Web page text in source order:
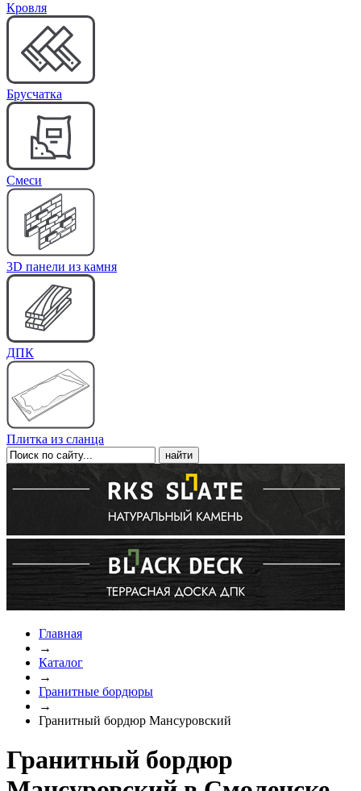
Кровля
Брусчатка
Cмеси
3D панели из камня
ДПК
Плитка из сланца
Главная
→
Каталог
→
Гранитные бордюры
→
Гранитный бордюр Мансуровский
Гранитный бордюр